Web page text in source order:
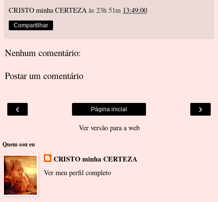
CRISTO minha CERTEZA às 23h 51m 13:49:00
Compartilhar
Nenhum comentário:
Postar um comentário
‹ ›
Página inicial
Ver versão para a web
Quem sou eu
CRISTO minha CERTEZA
Ver meu perfil completo